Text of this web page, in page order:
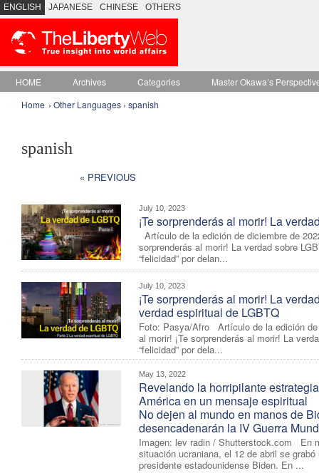
ENGLISH JAPANESE CHINESE OTHERS
HOME Archives Categories
Master Okawa’s
Home › Other Languages › spanish
spanish
« PREVIOUS
July 10, 2023
¡Te sorprenderás al morir! La
Artículo de la edición de diciembre de
sorprenderás al morir! La verdad sobre
“felicidad” por delan...
July 10, 2023
¡Te sorprenderás al morir! La
verdad espiritual de LGBTQ
Foto: Pasya/Afro Artículo de la edición de
al morir! ¡Te sorprenderás al morir! La
“felicidad” por dela...
May 13, 2022
Revelando la horripilante
América en un mensaje espiritual
No dejen al mundo en manos de
desencadenarán la IV Guerra
Imagen: lev radin / Shutterstock.com En
situación ucraniana, el 12 de abril se
presidente estadounidense Biden. En ...